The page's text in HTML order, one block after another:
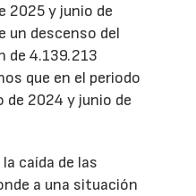
2025 y junio de
un descenso del
de 4.139.213
que en el periodo
2024 y junio de
caída de las
a una situación